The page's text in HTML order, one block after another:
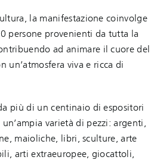
la manifestazione coinvolge
persone provenienti da tutta la
ad animare il cuore del
un’atmosfera viva e ricca di
più di un centinaio di espositori
varietà di pezzi: argenti,
maioliche, libri, sculture, arte
arti extraeuropee, giocattoli,